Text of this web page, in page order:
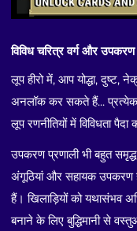
विविध चरित्र वर्ग और उपकरण
लूप हीरो में, आप योद्धा,
अनलॉक कर सकते हैं...
लूप रणनीतियों में विविधता
उपकरण प्रणाली भी बहुत
अंगूठियां और सहायक
हैं। खिलाड़ियों को यथासंभव
बनाने के लिए बुद्धिमानी से